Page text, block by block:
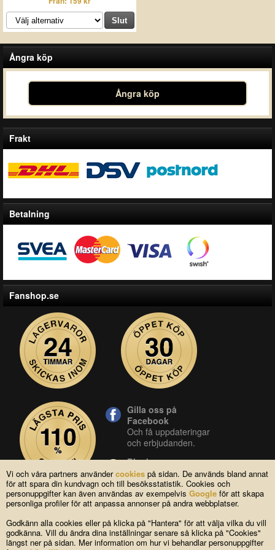
Vi och våra partners användercookies på sidan. De används bland annat
för att spara din kundvagn och till besöksstatistik. Cookies och
personuppgifter kan även användas av exempelvis Google för att skapa
personliga profiler för att anpassa annonser på andra webbplatser.
Godkänn alla cookies eller på klicka på "Hantera" för att välja vilka du vill
godkänna. Vill du ändra dina inställningar senare så klicka på "Cookies"
längst ner på sidan. Mer information om hur vi behandlar personuppgifter
Ångra köp
Ångra köp
Frakt
Betalning
Fanshop.se
Gilla oss på
Facebook
Och få uppdateringar
och erbjudanden.
Blocket
Vår butik på blocket.
YouTube
Se våra produkter live
Copyright © 2004-2026 Lagsidan AB